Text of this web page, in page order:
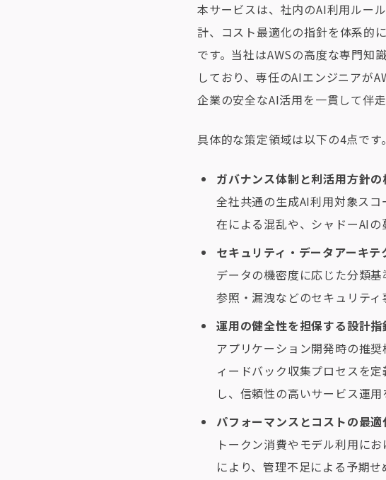
本サービスは、社内のAI利用ルー
計、コスト最適化の指針を体系的
です。当社はAWSの高度な専門知
しており、専任のAIエンジニアが
企業の安全なAI活用を一貫して伴走
具体的な策定領域は以下の4点です。
ガバナンス体制と利活用方針の
全社共通の生成AI利用対象ス
在による混乱や、シャドーAIの
セキュリティ・データアーキテ
データの機密度に応じた分類
参照・漏洩などのセキュリティ
運用の健全性を担保する設計
アプリケーション開発時の推
ィードバック収集プロセスを
し、信頼性の高いサービス運用
パフォーマンスとコストの最
トークン消費やモデル利用に
により、管理不足による予期